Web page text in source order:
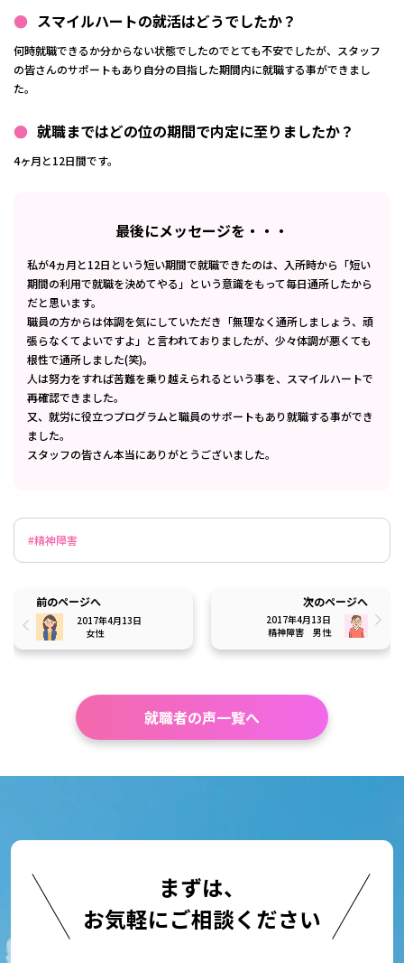
スマイルハートの就活はどうでしたか？
何時就職できるか分からない状態でしたのでとても不安でしたが、スタッフ
の皆さんのサポートもあり自分の目指した期間内に就職する事ができまし
た。
就職まではどの位の期間で内定に至りましたか？
4ヶ月と12日間です。
最後にメッセージを・・・
私が4ヵ月と12日という短い期間で就職できたのは、入所時から「短い
期間の利用で就職を決めてやる」という意識をもって毎日通所したから
だと思います。
職員の方からは体調を気にしていただき「無理なく通所しましょう、頑
張らなくてよいですよ」と言われておりましたが、少々体調が悪くても
根性で通所しました(笑)。
人は努力をすれば苦難を乗り越えられるという事を、スマイルハートで
再確認できました。
又、就労に役立つプログラムと職員のサポートもあり就職する事ができ
ました。
スタッフの皆さん本当にありがとうございました。
#精神障害
前のページへ
2017年4月13日
女性
次のページへ
2017年4月13日
精神障害
男性
就職者の声一覧へ
まずは、
お気軽にご相談ください